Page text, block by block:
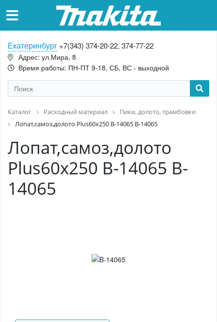
Екатеринбург +7(343) 374-20-22, 374-77-22
Адрес: ул.Мира, 8
Время работы: ПН-ПТ 9-18, СБ, ВС - выходной
Каталог Расходный материал
Пики, долото, трамбовки
Лопат,самоз,долото Plus60х250 B-14065 B-14065
Лопат,самоз,долото
Plus60х250 B-14065 B-
14065